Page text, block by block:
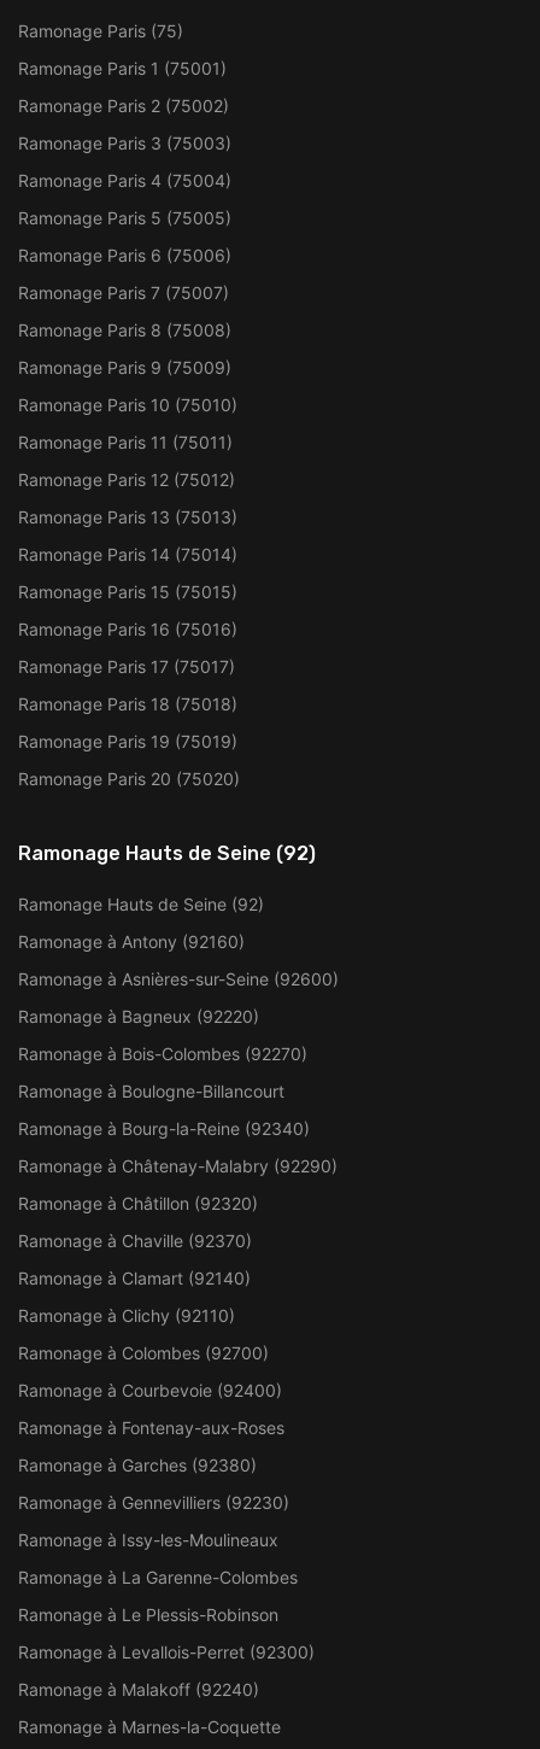
Ramonage Paris (75)
Ramonage Paris 1 (75001)
Ramonage Paris 2 (75002)
Ramonage Paris 3 (75003)
Ramonage Paris 4 (75004)
Ramonage Paris 5 (75005)
Ramonage Paris 6 (75006)
Ramonage Paris 7 (75007)
Ramonage Paris 8 (75008)
Ramonage Paris 9 (75009)
Ramonage Paris 10 (75010)
Ramonage Paris 11 (75011)
Ramonage Paris 12 (75012)
Ramonage Paris 13 (75013)
Ramonage Paris 14 (75014)
Ramonage Paris 15 (75015)
Ramonage Paris 16 (75016)
Ramonage Paris 17 (75017)
Ramonage Paris 18 (75018)
Ramonage Paris 19 (75019)
Ramonage Paris 20 (75020)
Ramonage Hauts de Seine (92)
Ramonage Hauts de Seine (92)
Ramonage à Antony (92160)
Ramonage à Asnières-sur-Seine (92600)
Ramonage à Bagneux (92220)
Ramonage à Bois-Colombes (92270)
Ramonage à Boulogne-Billancourt
Ramonage à Bourg-la-Reine (92340)
Ramonage à Châtenay-Malabry (92290)
Ramonage à Châtillon (92320)
Ramonage à Chaville (92370)
Ramonage à Clamart (92140)
Ramonage à Clichy (92110)
Ramonage à Colombes (92700)
Ramonage à Courbevoie (92400)
Ramonage à Fontenay-aux-Roses
Ramonage à Garches (92380)
Ramonage à Gennevilliers (92230)
Ramonage à Issy-les-Moulineaux
Ramonage à La Garenne-Colombes
Ramonage à Le Plessis-Robinson
Ramonage à Levallois-Perret (92300)
Ramonage à Malakoff (92240)
Ramonage à Marnes-la-Coquette